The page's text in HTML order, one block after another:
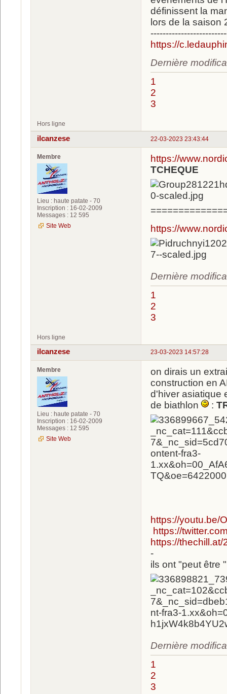
définissent la
lors de la saison
https://
Dernière
1
2
3
Hors ligne
22-03-2023 23:43:44
ilcanzese
Membre
Lieu : haute patate - 70
Inscription : 16-02-2009
Messages : 12 595
Site Web
https://
TCHEQUE
https://
Dernière
1
2
3
Hors ligne
23-03-2023 14:57:28
ilcanzese
Membre
Lieu : haute patate - 70
Inscription : 16-02-2009
Messages : 12 595
Site Web
on dirais un
construction en
d'hiver asiatique
de biathlon
:
https://youtu.be/
https://
https://
-
ils ont "peut être
Dernière
1
2
3